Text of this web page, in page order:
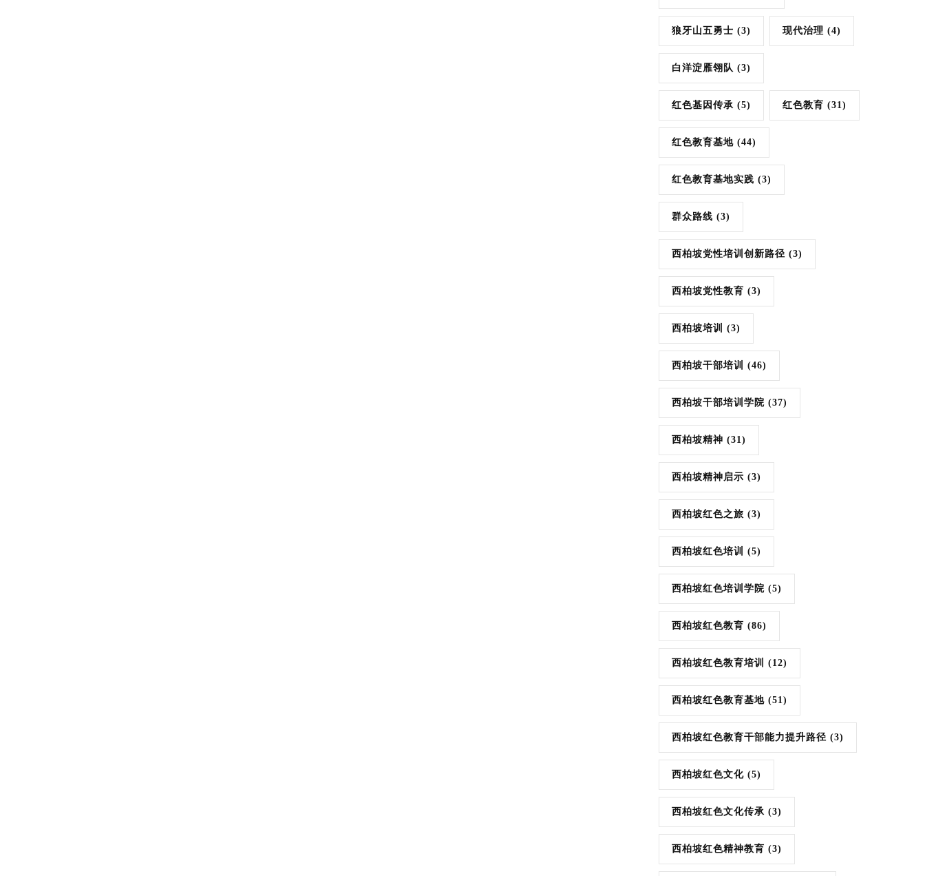
狼牙山五勇士 (3) 现代治理 (4)
白洋淀雁翎队 (3)
红色基因传承 (5) 红色教育 (31)
红色教育基地 (44)
红色教育基地实践 (3)
群众路线 (3)
西柏坡党性培训创新路径 (3)
西柏坡党性教育 (3)
西柏坡培训 (3)
西柏坡干部培训 (46)
西柏坡干部培训学院 (37)
西柏坡精神 (31)
西柏坡精神启示 (3)
西柏坡红色之旅 (3)
西柏坡红色培训 (5)
西柏坡红色培训学院 (5)
西柏坡红色教育 (86)
西柏坡红色教育培训 (12)
西柏坡红色教育基地 (51)
西柏坡红色教育干部能力提升路径 (3)
西柏坡红色文化 (5)
西柏坡红色文化传承 (3)
西柏坡红色精神教育 (3)